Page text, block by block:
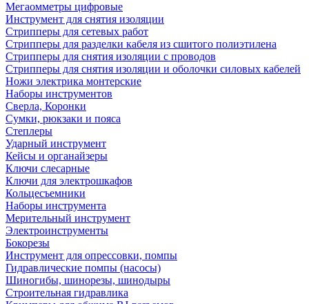
Мегаомметры цифровые
Инструмент для снятия изоляции
Стрипперы для сетевых работ
Стрипперы для разделки кабеля из сшитого полиэтилена
Cтрипперы для снятия изоляции с проводов
Стрипперы для снятия изоляции и оболочки силовых кабелей
Ножи электрика монтерские
Наборы инструментов
Сверла, Коронки
Сумки, рюкзаки и пояса
Степлеры
Ударный инструмент
Кейсы и органайзеры
Ключи слесарные
Ключи для электрошкафов
Кольцесъемники
Наборы инструмента
Мерительный инструмент
Электроинструменты
Бокорезы
Инструмент для опрессовки, помпы
Гидравлические помпы (насосы)
Шиногибы, шинорезы, шинодыры
Строительная гидравлика